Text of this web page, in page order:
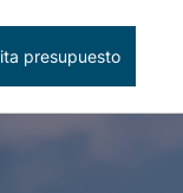
presupuesto